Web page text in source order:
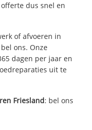
dus snel en
of afvoeren in
ons. Onze
dagen per jaar en
uit te
Friesland: bel ons